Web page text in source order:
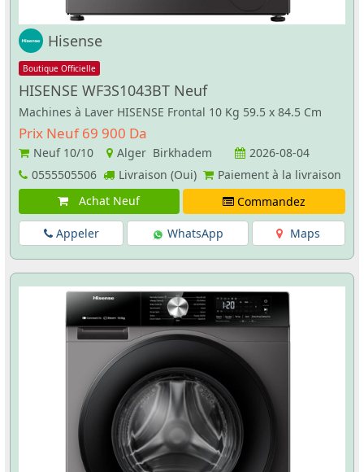
Hisense
Boutique Officielle
HISENSE WF3S1043BT Neuf
Machines à Laver HISENSE Frontal 10 Kg 59.5 x 84.5 Cm
Prix Neuf 69 900 Da
Neuf 10/10 Alger Birkhadem
2026-08-04
0555505506
Livraison (Oui)
Paiement à la livraison
Achat Neuf
Commandez
Appeler WhatsApp Maps